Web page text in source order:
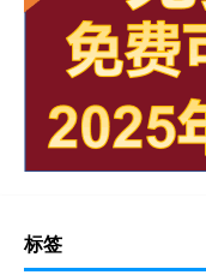
标签